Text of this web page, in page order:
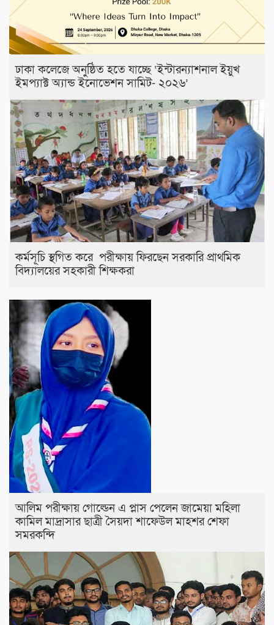
ঢাকা কলেজে অনুষ্ঠিত হতে যাচ্ছে ‘ইন্টারন্যাশনাল ইয়ুখ
ইমপ্যাক্ট অ্যান্ড ইনোভেশন সামিট- ২০২৬’
কর্মসূচি স্থগিত করে পরীক্ষায় ফিরছেন সরকারি প্রাথমিক
বিদ্যালয়ের সহকারী শিক্ষকরা
আলিম পরীক্ষায় গোল্ডেন এ প্লাস পেলেন জামেয়া মহিলা
কামিল মাদ্রাসার ছাত্রী সৈয়দা শাফেউল মাহশর শেফা
সমরকন্দি